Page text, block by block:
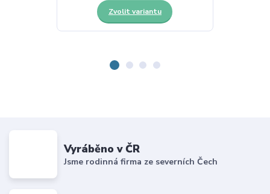
Zvolit variantu
Vyráběno v ČR
Jsme rodinná firma ze severních Čech